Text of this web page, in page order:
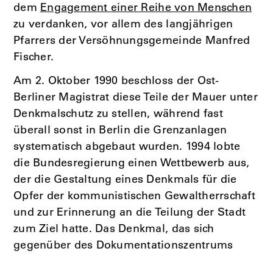
dem Engagement einer Reihe von Menschen
zu verdanken, vor allem des langjährigen
Pfarrers der Versöhnungsgemeinde Manfred
Fischer.
Am 2. Oktober 1990 beschloss der Ost-
Berliner Magistrat diese Teile der Mauer unter
Denkmalschutz zu stellen, während fast
überall sonst in Berlin die Grenzanlagen
systematisch abgebaut wurden. 1994 lobte
die Bundesregierung einen Wettbewerb aus,
der die Gestaltung eines Denkmals für die
Opfer der kommunistischen Gewaltherrschaft
und zur Erinnerung an die Teilung der Stadt
zum Ziel hatte. Das Denkmal, das sich
gegenüber des Dokumentationszentrums